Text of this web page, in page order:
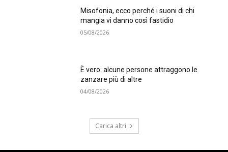
Misofonia, ecco perché i suoni di chi
mangia vi danno così fastidio
05/08/2026
È vero: alcune persone attraggono le
zanzare più di altre
04/08/2026
Carica altri